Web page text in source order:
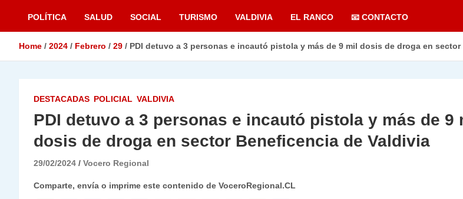
POLÍTICA SALUD SOCIAL TURISMO VALDIVIA EL RANCO 📧 CONTACTO
Home 2024 Febrero 29 PDI detuvo a 3 personas e incautó pistola y más de 9 mil dosis de droga en
DESTACADAS POLICIAL VALDIVIA
PDI detuvo a 3 personas e incautó pistola y más de 9
dosis de droga en sector Beneficencia de Valdivia
29/02/2024 Vocero Regional
Comparte, envía o imprime este contenido de VoceroRegional.CL